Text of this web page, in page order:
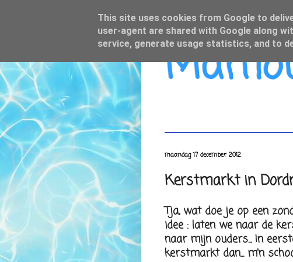
maandag 17 december 2012
Kerstmarkt in
Tja, wat doe je op een
idee : laten we naar de
naar mijn ouders... In
kerstmarkt dan... m'n
This site uses cookies from Google to
user-agent are shared with Google along
service, generate usage statistics, and to